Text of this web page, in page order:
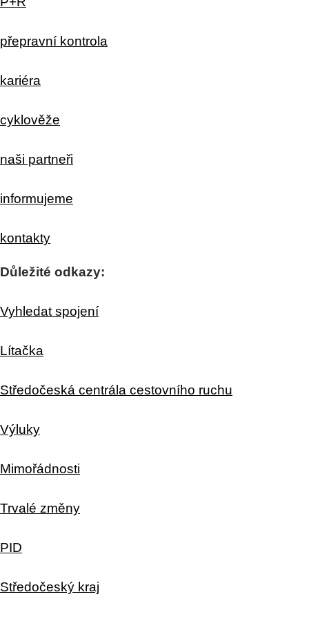
přepravní kontrola
kariéra
cyklověže
naši partneři
informujeme
kontakty
Důležité odkazy:
Vyhledat spojení
Lítačka
Středočeská centrála cestovního ruchu
Výluky
Mimořádnosti
Trvalé změny
PID
Středočeský kraj